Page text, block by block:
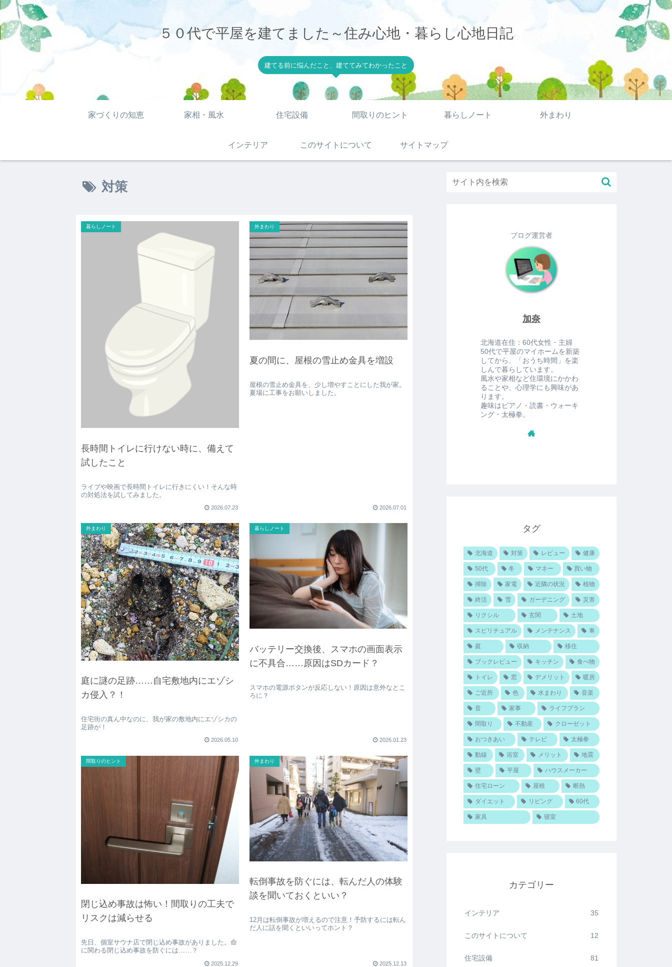
５０代で平屋を建てました～住み心地・暮らし心地日記
建てる前に悩んだこと、建ててみてわかったこと
家づくりの知恵 家相・風水 住宅設備 間取りのヒント 暮らしノート 外まわり
インテリア このサイトについて サイトマップ
対策
暮らしノート
長時間トイレに行けない時に、備えて
試したこと
ライブや映画で長時間トイレに行きにくい！そんな時
の対処法を試してみました。
2026.07.23
外まわり
夏の間に、屋根の雪止め金具を増設
屋根の雪止め金具を、少し増やすことにした我が家。
夏場に工事をお願いしました。
2026.07.01
外まわり
庭に謎の足跡……自宅敷地内にエゾシ
カ侵入？！
住宅街の真ん中なのに、我が家の敷地内にエゾシカの
足跡が！
2026.05.10
暮らしノート
バッテリー交換後、スマホの画面表示
に不具合……原因はSDカード？
スマホの電源ボタンが反応しない！原因は意外なとこ
ろに？
2026.01.23
間取りのヒント
閉じ込め事故は怖い！間取りの工夫で
リスクは減らせる
先日、個室サウナ店で閉じ込め事故がありました。命
に関わる閉じ込め事故を防ぐには……？
2025.12.29
外まわり
転倒事故を防ぐには、転んだ人の体験
談を聞いておくといい？
12月は転倒事故が増えるので注意！予防するには転ん
だ人に話を聞くといいってホント？
2025.12.13
ブログ運営者
加奈
北海道在住：60代女性・主婦
50代で平屋のマイホームを新築
してから、「おうち時間」を楽
しんで暮らしています。
風水や家相など住環境にかかわ
ることや、心理学にも興味があ
ります。
趣味はピアノ・読書・ウォーキ
ング・太極拳。
タグ
北海道 対策 レビュー 健康
50代 冬 マネー 買い物
掃除 家電 近隣の状況 植物
終活 雪 ガーデニング 災害
リクシル 玄関 土地
スピリチュアル メンテナンス 車
庭 収納 移住
ブックレビュー キッチン 食べ物
トイレ 窓 デメリット 暖房
ご近所 色 水まわり 音楽
音 家事 ライフプラン
間取り 不動産 クローゼット
おつきあい テレビ 太極拳
動線 浴室 メリット 地震
壁 平屋 ハウスメーカー
住宅ローン 屋根 断熱
ダイエット リビング 60代
家具 寝室
カテゴリー
インテリア 35
このサイトについて 12
住宅設備 81